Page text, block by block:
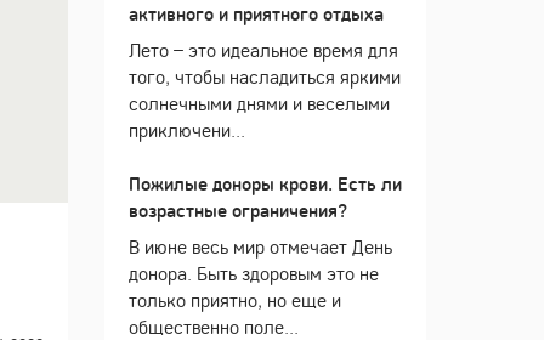
активного и приятного отдыха
Лето – это идеальное время для
того, чтобы насладиться яркими
солнечными днями и веселыми
приключени...
Пожилые доноры крови. Есть ли
возрастные ограничения?
В июне весь мир отмечает День
донора. Быть здоровым это не
только приятно, но еще и
общественно поле...